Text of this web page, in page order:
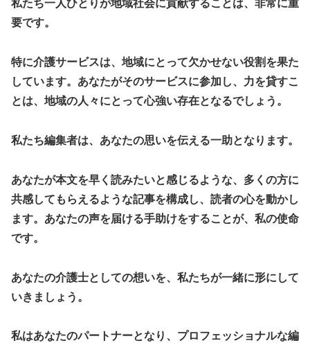
私たち一人ひとりが地域社会に貢献することは、非常に重
要です。
特に介護サービスは、地域にとって欠かせない役割を果た
しています。あなたがそのサービスに参加し、力を貸すこ
とは、地域の人々にとって心強い存在となるでしょう。
私たち編集者は、あなたの思いを伝える一助となります。
あなたが本文を早く読みたいと感じるような、多くの方に
共感してもらえるような記事を構成し、読者の心を動かし
ます。あなたの声を届ける手助けをすることが、私の使命
です。
あなたの介護士としての想いを、私たちが一緒に形にして
いきましょう。
私はあなたのパートナーとなり、プロフェッショナルな編